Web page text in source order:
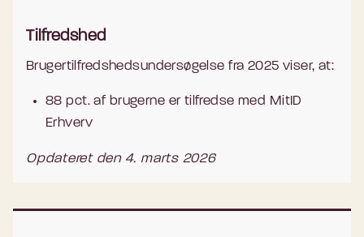
Tilfredshed
Brugertilfredshedsundersøgelse fra 2025 viser, at:
88 pct. af brugerne er tilfredse med MitID
Erhverv
Opdateret den 4. marts 2026